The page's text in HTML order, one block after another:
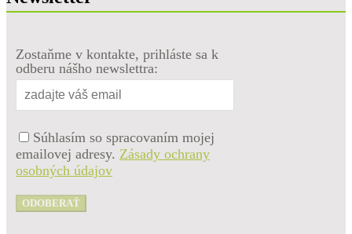
Zostaňme v kontakte, prihláste sa k
odberu nášho newslettra:
Súhlasím so spracovaním mojej
emailovej adresy. Zásady ochrany
osobných údajov
ODOBERAŤ